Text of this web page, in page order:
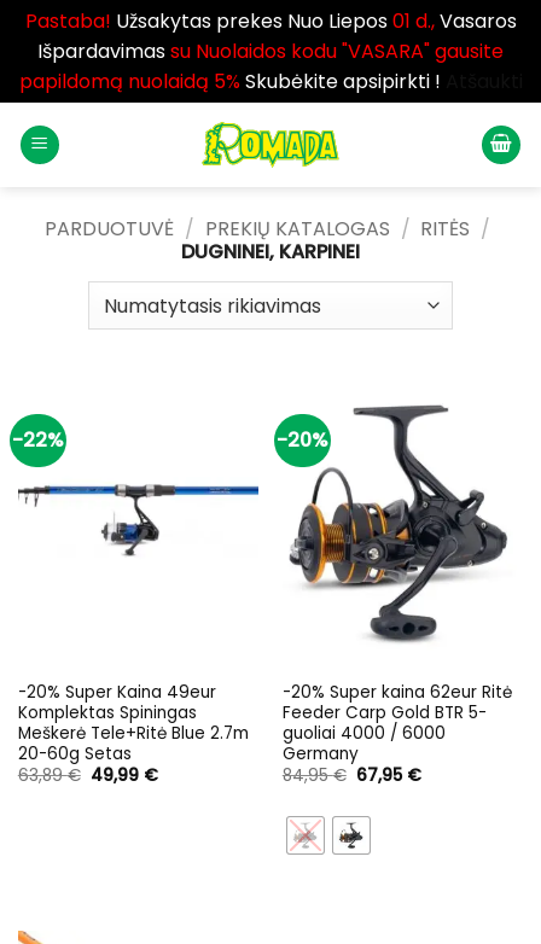
Pastaba! Užsakytas prekes Nuo Liepos01 d.,Vasaros
Išpardavimassu Nuolaidos kodu "VASARA" gausite
papildomą nuolaidą 5%Skubėkite apsipirkti !
PARDUOTUVĖ / PREKIŲ KATALOGAS / RITĖS /
DUGNINEI, KARPINEI
-22%
-20% Super Kaina 49eur
Komplektas Spiningas
Meškerė Tele+Ritė Blue 2.7m
20-60g Setas
63,89€ Original
price
49,99 €Current
-20%
-20% Super kaina 62eur Ritė
Feeder Carp Gold BTR 5-
guoliai 4000 / 6000
Germany
84,95€ Original
price
84,95 €.
67,95 €Current